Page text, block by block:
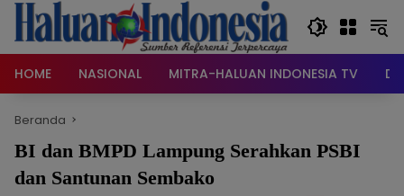
Langsung
konten
HOME
NASIONAL MITRA-HALUAN INDONESIA TV
Beranda
BI dan BMPD Lampung Serahkan PSBI
dan Santunan Sembako